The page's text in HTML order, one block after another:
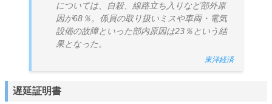
については、自殺、線路立ち入りなど部外原
因が68％。係員の取り扱いミスや車両・電気
設備の故障といった部内原因は23％という結
果となった。
東洋経済
遅延証明書